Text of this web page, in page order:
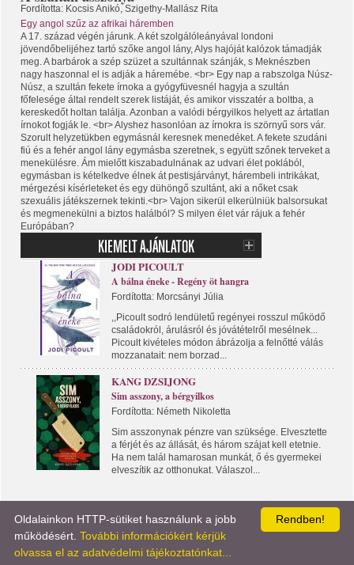
Fordította: Kocsis Anikó, Szigethy-Mallász Rita
Egy angol szűz az afrikai háremben
A 17. század végén járunk. A két szolgálóleányával londoni
jövendőbelijéhez tartó szőke angol lány, Alys hajóját kalózok támadják
meg. A barbárok a szép szüzet a szultánnak szánják, s Meknészben
nagy haszonnal el is adják a háremébe. <br> Egy nap a rabszolga Núsz-
Núsz, a szultán fekete írnoka a gyógyfüvesnél hagyja a szultán
főfelesége által rendelt szerek listáját, és amikor visszatér a boltba, a
kereskedőt holtan találja. Azonban a valódi bérgyilkos helyett az ártatlan
írnokot fogják le. <br> Alyshez hasonlóan az írnokra is szörnyű sors vár.
Szorult helyzetükben egymásnál keresnek menedéket. A fekete szudáni
fiú és a fehér angol lány egymásba szeretnek, s együtt szőnek terveket a
menekülésre. Ám mielőtt kiszabadulnának az udvari élet poklából,
egymásban is kételkedve élnek át pestisjárványt, hárembeli intrikákat,
mérgezési kísérleteket és egy dühöngő szultánt, aki a nőket csak
szexuális játékszernek tekinti.<br> Vajon sikerül elkerülniük balsorsukat
és megmenekülni a biztos halálból? S milyen élet vár rájuk a fehér
Európában?
JODI PICOULT
A bálna éneke - Regény öt hangra
Fordította: Morcsányi Júlia
,,Picoult sodró lendületű regényei rosszul működő
családokról, árulásról és jóvátételről mesélnek...
Picoult kivételes módon ábrázolja a felnőtté válás
mozzanatait: nem borzad...
KANG DZSIJONG
Sim asszony, a bérgyilkos
Fordította: Németh Nikoletta
Sim asszonynak pénzre van szüksége. Elvesztette
a férjét és az állását, és három szájat kell etetnie.
Ha nem talál hamarosan munkát, ő és gyermekei
elveszítik az otthonukat. Válaszol...
KÖNYVPORTÁL LÍRA KÖNYV KAPCSOLAT
KISKERESKEDELEM NAGYKERESKEDELEM
Rendben!
Oldalainkon HTTP-sütiket használunk a jobb
működésért. További információkért kérjük
olvassa el az adatvédelmi tájékoztatónkat...